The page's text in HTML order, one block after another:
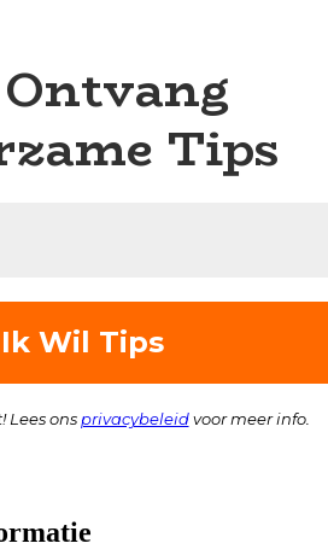
Ontvang
Tips
Lees ons privacybeleidvoor meer info.